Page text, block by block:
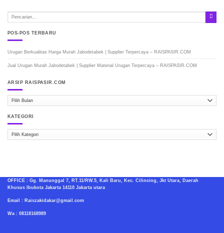
POS-POS TERBARU
Urugan Berkualitas Harga Murah Jabodetabek | Supplier Terpercaya – RAISPASIR.COM
Jual Urugan Murah Jabodetabek | Supplier Material Urugan Terpercaya – RAISPASIR.COM
ARSIP RAISPASIR.COM
ARSIP
KATEGORI
Kategori
OFFICE : Gg. Manunggal 7, RT.11/RW.5, Kali Baru, Kec. Cilincing, Jkt Utara, Daerah
Khusus Ibukota Jakarta 14110 Jakarta utara
Email : Raiszakidakar@gmail.com
Wa : 08118168989